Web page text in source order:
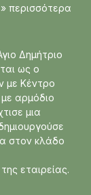
περισσότερα
Δημήτριο
ως ο
με Κέντρο
αρμόδιο
μια
στον κλάδο
εταιρείας.